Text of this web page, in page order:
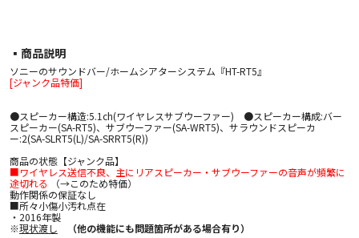
▪︎商品説明
ソニーのサウンドバー/ホームシアターシステム『HT-RT5』
[ジャンク品特価]
●スピーカー構造:5.1ch(ワイヤレスサブウーファー) ●スピーカー構成:バー
スピーカー(SA-RT5)、サブウーファー(SA-WRT5)、サラウンドスピーカ
ー:2(SA-SLRT5(L)/SA-SRRT5(R))
商品の状態【ジャンク品】
■ワイヤレス送信不良、主にリアスピーカー・サブウーファーの音声が頻繁に
途切れる
（→このため特価）
動作関係の保証なし
■所々小傷小汚れ点在
・2016年製
※現状渡し
（他の機能にも問題箇所がある場合有り）